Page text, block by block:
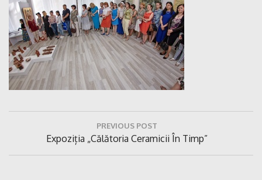
PREVIOUS POST
Previous
Post:
Expoziția „Călătoria Ceramicii În Timp”